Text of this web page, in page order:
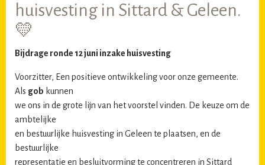
huisvesting in Sittard & Geleen.
💛
Bijdrage ronde 12 juni inzake huisvesting
Voorzitter, Een positieve ontwikkeling voor onze gemeente.
Als gob kunnen
we ons in de grote lijn van het voorstel vinden. De keuze om de
ambtelijke
en bestuurlijke huisvesting in Geleen te plaatsen, en de
bestuurlijke
representatie en besluitvorming te concentreren in Sittard